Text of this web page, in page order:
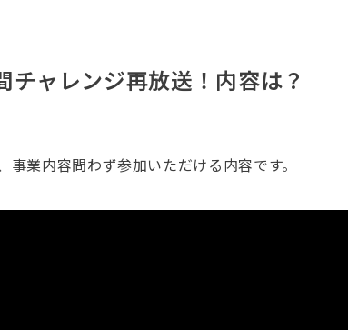
チャレンジ再放送！内容は？
事業内容問わず参加いただける内容です。